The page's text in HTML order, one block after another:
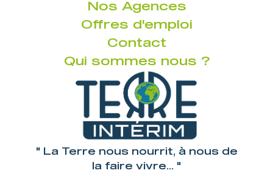
Nos Agences
Offres d'emploi
Contact
Qui sommes nous ?
" La Terre nous nourrit, à nous de
la faire vivre... "